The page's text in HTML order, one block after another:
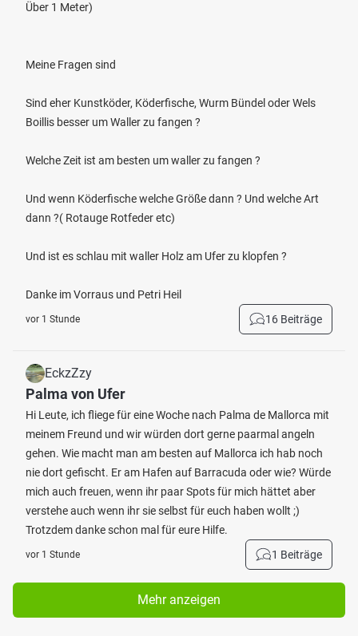
Über 1 Meter)
Meine Fragen sind
Sind eher Kunstköder, Köderfische, Wurm Bündel oder Wels
Boillis besser um Waller zu fangen ?
Welche Zeit ist am besten um waller zu fangen ?
Und wenn Köderfische welche Größe dann ? Und welche Art
dann ?( Rotauge Rotfeder etc)
Und ist es schlau mit waller Holz am Ufer zu klopfen ?
Danke im Vorraus und Petri Heil
vor 1 Stunde 16 Beiträge
EckzZzy
Palma von Ufer
Hi Leute, ich fliege für eine Woche nach Palma de Mallorca mit
meinem Freund und wir würden dort gerne paarmal angeln
gehen. Wie macht man am besten auf Mallorca ich hab noch
nie dort gefischt. Er am Hafen auf Barracuda oder wie? Würde
mich auch freuen, wenn ihr paar Spots für mich hättet aber
verstehe auch wenn ihr sie selbst für euch haben wollt ;)
Trotzdem danke schon mal für eure Hilfe.
vor 1 Stunde 1 Beiträge
Mehr anzeigen